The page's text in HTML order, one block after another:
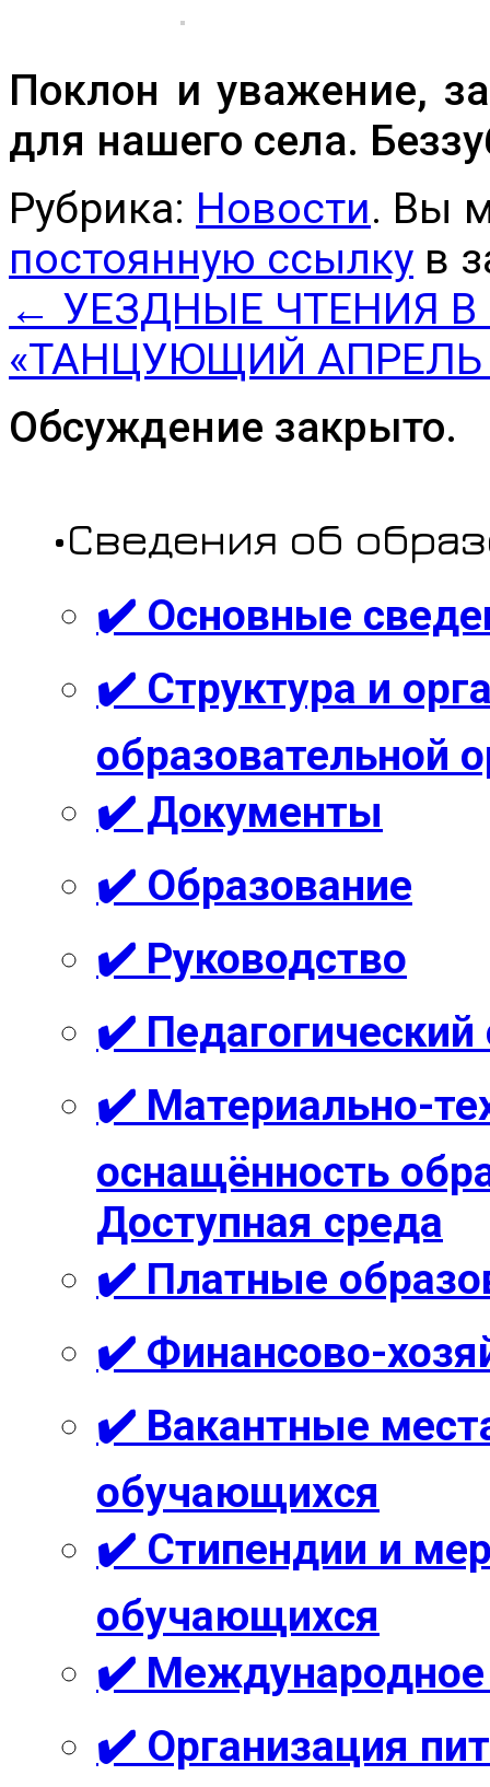
Поклон и уважение,
для нашего села.
Рубрика: Новости. Вы
постоянную ссылку в
← УЕЗДНЫЕ ЧТЕНИЯ В
«ТАНЦУЮЩИЙ АПРЕЛЬ
Обсуждение закрыто.
•Сведения об
✔️ Основные
✔️ Структура и
образовательной
✔️ Документы
✔️ Образование
✔️ Руководство
✔️ Педагогический
✔️ Материально-
оснащённость
Доступная среда
✔️ Платные
✔️ Финансово-
✔️ Вакантные
обучающихся
✔️ Стипендии и
обучающихся
✔️ Международное
✔️ Организация